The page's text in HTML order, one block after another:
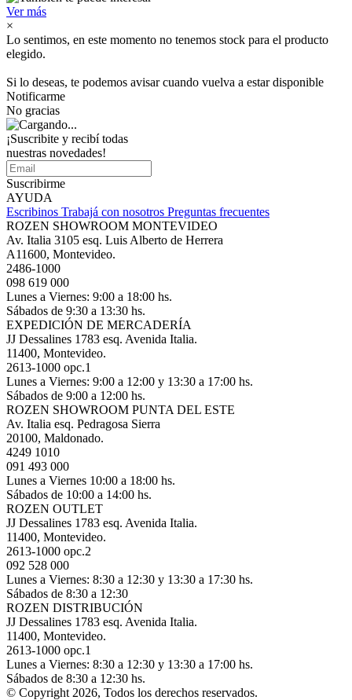
Ver más
×
Lo sentimos, en este momento no tenemos stock para el producto
elegido.
Si lo deseas, te podemos avisar cuando vuelva a estar disponible
Notificarme
No gracias
¡Suscribite y recibí todas
nuestras novedades!
Suscribirme
AYUDA
Escribinos Trabajá con nosotros Preguntas frecuentes
ROZEN SHOWROOM MONTEVIDEO
Av. Italia 3105 esq. Luis Alberto de Herrera
A11600, Montevideo.
2486-1000
098 619 000
Lunes a Viernes: 9:00 a 18:00 hs.
Sábados de 9:30 a 13:30 hs.
EXPEDICIÓN DE MERCADERÍA
JJ Dessalines 1783 esq. Avenida Italia.
11400, Montevideo.
2613-1000 opc.1
Lunes a Viernes: 9:00 a 12:00 y 13:30 a 17:00 hs.
Sábados de 9:00 a 12:00 hs.
ROZEN SHOWROOM PUNTA DEL ESTE
Av. Italia esq. Pedragosa Sierra
20100, Maldonado.
4249 1010
091 493 000
Lunes a Viernes 10:00 a 18:00 hs.
Sábados de 10:00 a 14:00 hs.
ROZEN OUTLET
JJ Dessalines 1783 esq. Avenida Italia.
11400, Montevideo.
2613-1000 opc.2
092 528 000
Lunes a Viernes: 8:30 a 12:30 y 13:30 a 17:30 hs.
Sábados de 8:30 a 12:30
ROZEN DISTRIBUCIÓN
JJ Dessalines 1783 esq. Avenida Italia.
11400, Montevideo.
2613-1000 opc.1
Lunes a Viernes: 8:30 a 12:30 y 13:30 a 17:00 hs.
Sábados de 8:30 a 12:30 hs.
© Copyright 2026, Todos los derechos reservados.